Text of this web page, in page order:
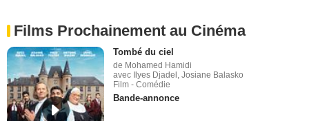
Films Prochainement au Cinéma
Tombé du ciel
de Mohamed Hamidi
avec Ilyes Djadel, Josiane Balasko
Film - Comédie
Bande-annonce